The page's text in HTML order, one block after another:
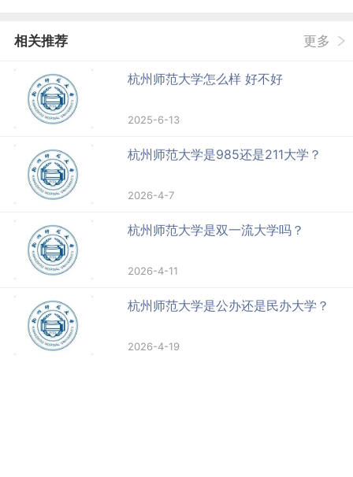
相关推荐 更多
杭州师范大学怎么样 好不好
2025-6-13
杭州师范大学是985还是211大学？
2026-4-7
杭州师范大学是双一流大学吗？
2026-4-11
杭州师范大学是公办还是民办大学？
2026-4-19